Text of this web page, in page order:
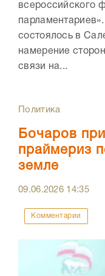
всероссийского
состоялось в
намерение
связи на...
Политика
Бочаров
праймериз
земле
09.06.2026 14:35
Комментарии